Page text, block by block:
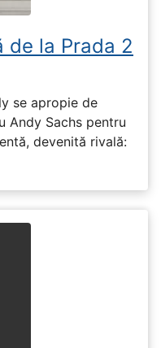
de la Prada 2
se apropie de
Andy Sachs pentru
devenită rivală: